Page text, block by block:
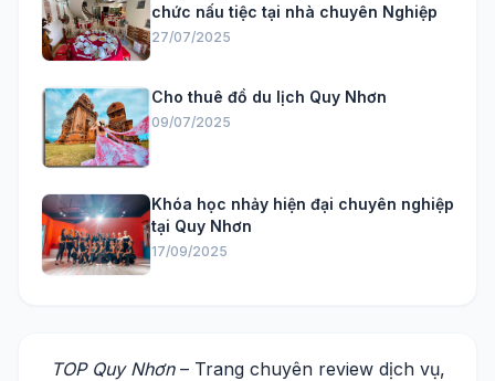
chức nấu tiệc tại nhà chuyên Nghiệp
27/07/2025
Cho thuê đồ du lịch Quy Nhơn
09/07/2025
Khóa học nhảy hiện đại chuyên nghiệp
tại Quy Nhơn
17/09/2025
TOP Quy Nhơn– Trang chuyên review dịch vụ,